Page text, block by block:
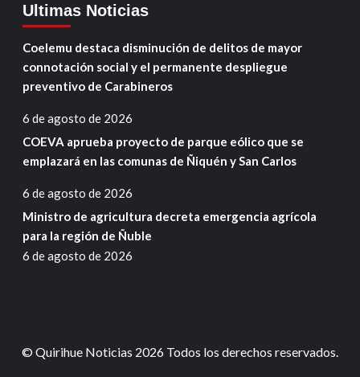
Ultimas Noticias
Coelemu destaca disminución de delitos de mayor
connotación social y el permanente despliegue
preventivo de Carabineros
6 de agosto de 2026
COEVA aprueba proyecto de parque eólico que se
emplazará en las comunas de Ñiquén y San Carlos
6 de agosto de 2026
Ministro de agricultura decreta emergencia agrícola
para la región de Ñuble
6 de agosto de 2026